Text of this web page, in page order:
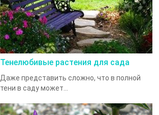
Тенелюбивые растения для сада
Даже представить сложно, что в полной
тени в саду может...